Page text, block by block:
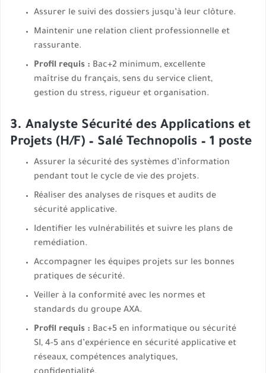
Assurer le suivi des dossiers jusqu’à leur clôture.
Maintenir une relation client professionnelle et
rassurante.
Profil requis : Bac+2 minimum, excellente
maîtrise du français, sens du service client,
gestion du stress, rigueur et organisation.
3. Analyste Sécurité des Applications et
Projets (H/F) – Salé Technopolis – 1 poste
Assurer la sécurité des systèmes d’information
pendant tout le cycle de vie des projets.
Réaliser des analyses de risques et audits de
sécurité applicative.
Identifier les vulnérabilités et suivre les plans de
remédiation.
Accompagner les équipes projets sur les bonnes
pratiques de sécurité.
Veiller à la conformité avec les normes et
standards du groupe AXA.
Profil requis : Bac+5 en informatique ou sécurité
SI, 4-5 ans d’expérience en sécurité applicative et
réseaux, compétences analytiques,